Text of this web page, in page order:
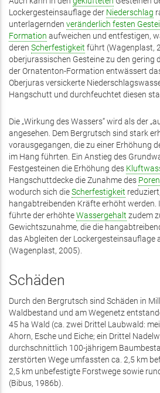
Lockergesteinsauflage der Niederschlag
unterlagernden veränderlich festen
Formation aufweichen und entfestigen,
deren Scherfestigkeit führt (Wagenplast,
oberjurassischen Gesteine zu den gering
der Ornatenton-Formation entwässert
Oberjuras versickerte
Hangschutt und durchfeuchtet diesen
Die „Wirkung des Wassers“ wird als der
angesehen. Dem Bergrutsch sind stark
vorausgegangen, die zu einer Erhöhung
im Hang führten. Ein Anstieg des
Festgesteinen die Erhöhung des
Hangschuttdecke die Zunahme des
wodurch sich dieScherfestigkeit
hangabtreibenden Kräfte erhöht
führte der erhöhteWassergehalt zudem
Gewichtszunahme, die die
das Abgleiten der Lockergesteinsauflage
(Wagenplast, 2005).
Schäden
Durch den Bergrutsch sind Schäden in
Waldbestand und am Wegenetz
45 ha Wald (ca. zwei Drittel Laubwald:
Ahorn, Esche und Eiche; ein Drittel
durchschnittlich 100-jährigem
zerstörten Wege umfassten ca. 2,5 km
2,5 km unbefestigte Forstwege sowie
(Bibus, 1986b).